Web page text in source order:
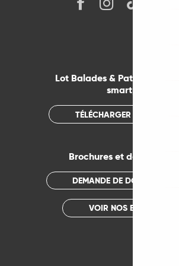
Lot Balades & Patrimoines
smartphone
TÉLÉCHARGER
Brochures et
DEMANDE DE
VOIR NOS BROCHURES